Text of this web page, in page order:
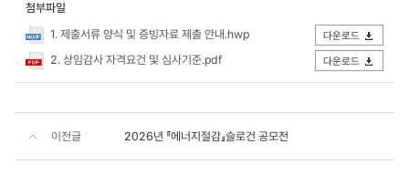
첨부파일
1. 제출서류 양식 및 증빙자료 제출 안내.hwp
다운로드
2. 상임감사 자격요건 및 심사기준.pdf 다운로드
이전글 2026년 『에너지절감』슬로건 공모전